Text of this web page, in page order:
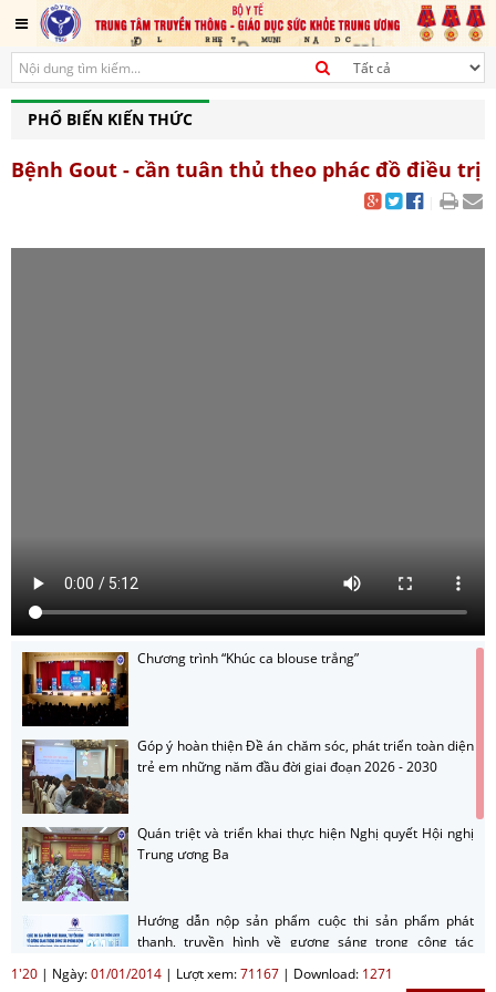
PHỔ BIẾN KIẾN THỨC
Bệnh Gout - cần tuân thủ theo phác đồ điều trị
Chương trình “Khúc ca blouse trắng”
Góp ý hoàn thiện Đề án chăm sóc, phát triển toàn diện
trẻ em những năm đầu đời giai đoạn 2026 - 2030
Quán triệt và triển khai thực hiện Nghị quyết Hội nghị
Trung ương Ba
Hướng dẫn nộp sản phẩm cuộc thi sản phẩm phát
thanh, truyền hình về gương sáng trong công tác
1'20 | Ngày:01/01/2014 | Lượt xem:71167 | Download: 1271